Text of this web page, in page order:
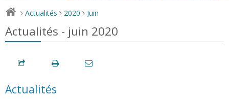
> Actualités > 2020 > Juin
Actualités - juin 2020
Actualités